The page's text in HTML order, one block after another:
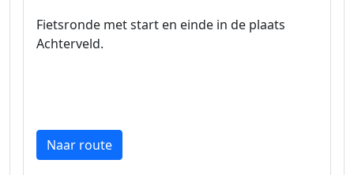
Fietsronde met start en einde in de plaats
Achterveld.
Naar route